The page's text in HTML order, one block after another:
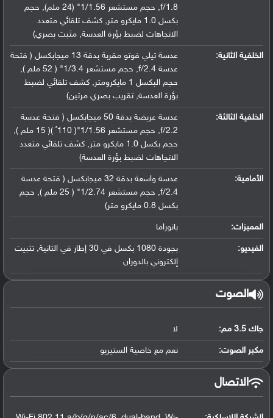
f/1.8, حجم مستشعر 1/1.56" (24 ملم), حجم
بكسل 1.0 مايكرو متر, كشف تلقائي متعدد
الاتجاهات لضبط بؤرة العدسة, مثبت بصري)
الخلفية الثانية:
عدسة تيلي فوتو مقربة بدقة 13 ميجابكسل ( فتحة
عدسة f/2.4, حجم مستشعر 1/3.4" ( 52 ملم ),
حجم البكسل 1 مايكرومتر, كشف تلقائي لضبط
بؤرة العدسة, تقريب بصري مرتين)
الخلفية الثالثة:
عدسة عريضة بدقة 50 ميجابكسل ( فتحة عدسة
f/2.2, حجم مستشعر 1/1.56"( 110˚ )( 15 ملم ),
حجم بكسل 1.0 مايكرو متر, كشف تلقائي متعدد
الاتجاهات لضبط بؤرة العدسة)
الأمامية:
عدسة واسعة بدقة 32 ميجابكسل ( فتحة عدسة
f/2.4, حجم مستشعر 1/2.74" ( 25 ملم ), حجم
بكسل 0.8 مايكرو متر)
المميزات: بانوراما
الفيديو:
بجودة 1080 بكسل في 30 إطار في الثانية, تثبيت
إلكتروني بالدوران
الصوت
جاك 3.5 مم: لا
مكبر الصوت: نعم مع خاصية الستيريو
الاتصال